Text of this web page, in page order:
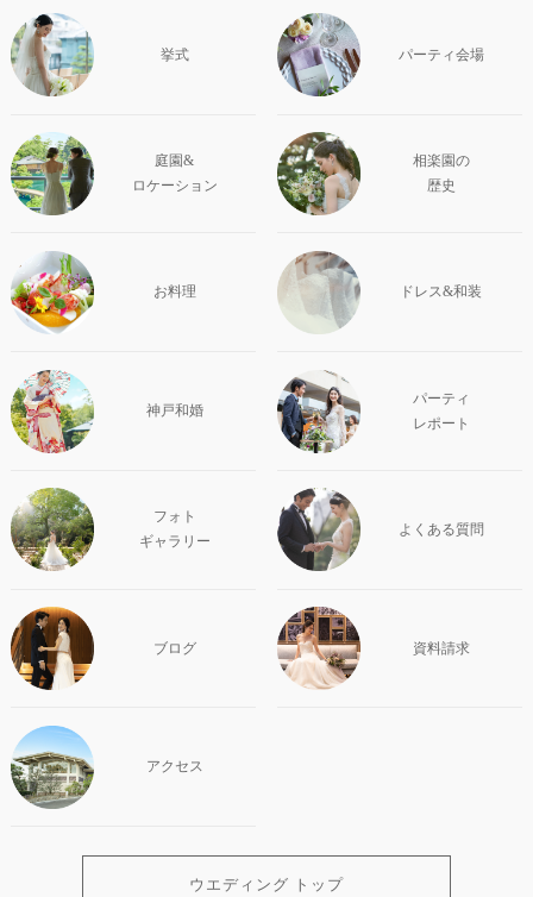
挙式 パーティ会場
庭園&
ロケーション
相楽園の
歴史
お料理 ドレス&和装
神戸和婚
パーティ
レポート
フォト
ギャラリー
よくある質問
ブログ 資料請求
アクセス
ウエディング トップ